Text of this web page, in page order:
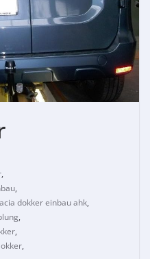
,
,
dokker einbau ahk,
,
,
,